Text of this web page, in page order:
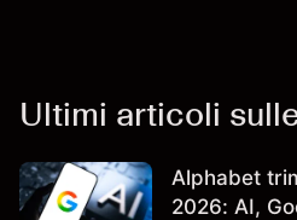
Ultimi articoli
Alphabet
2026: AI,